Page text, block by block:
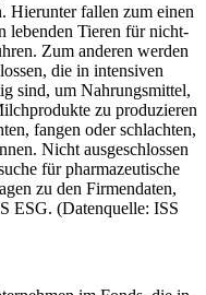
Hierunter fallen zum einen
lebenden Tieren für nicht-
Zum anderen werden
die in intensiven
sind, um Nahrungsmittel,
zu produzieren
fangen oder schlachten,
Nicht ausgeschlossen
für pharmazeutische
zu den Firmendaten,
ESG. (Datenquelle: ISS